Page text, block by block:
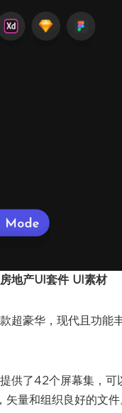
地产UI套件 UI素材
超豪华，现代且功能
供了42个屏幕集，可
矢量和组织良好的文件